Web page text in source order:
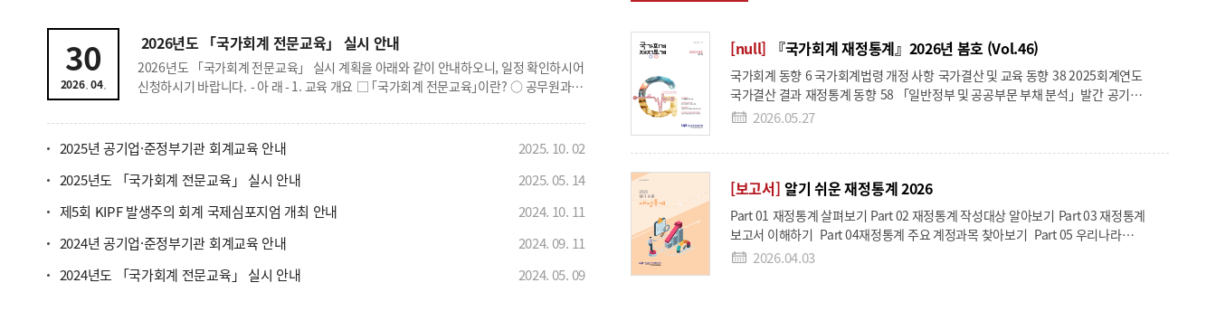
2026년도 「국가회계 전문교육」 실시 안내
2026년도 「국가회계 전문교육」 실시 계획을 아래와 같이 안내하오니, 일정 확인하시어
신청하시기 바랍니다. - 아 래 - 1. 교육 개요 □ ｢국가회계 전문교육｣이란? ○ 공무원과
복식부기 국가회계제도에 대한 이해와 실무능력 향상을 도모하기 위한 집합 또는 실시간
비대면 온라인 교육 ○ 근거 법령 ▪ 국가회계법 제27조(회계관계공무원 등의 교육) ▪
국가회계이론 과정 ○ 국가회계실무 과정(수입･지출/국유･물품･사업) ○ 재무결산실무
(수입·지출 및 국유·물품·사업) 재무결산실무 국가회계의 활용 대 상 국가회계에 관심이
있는 공무원 (공공기관) 회계 담당 공무원/사업담당자 (공공기관) 재무결산 담당 공무원
중급 초급~중급 중급~고급 목 표 기본적이고 필수적인 국가회계지식 함양 회계업무
2026.04.
30
2025년 공기업·준정부기관 회계교육 안내 2025. 10.02
2025년도 「국가회계 전문교육」 실시 안내
2025.05. 14
제5회 KIPF 발생주의 회계 국제심포지엄 개최 안내
2024. 10. 11
2024년 공기업·준정부기관 회계교육 안내
2024.09. 11
2024년도 「국가회계 전문교육」 실시 안내
2024.05.09
[null] 『국가회계 재정통계』2026년 봄호 (Vol.46)
국가회계 동향 6 국가회계법령 개정 사항 국가결산 및 교육 동향 38 2025회계연도
국가결산 결과 재정통계 동향 58 「일반정부 및 공공부문 부채 분석」발간 공기업·
준정부기관·공익법인회계 동향 68 2026년 공기업·준정부기관 지정 현황 세미나
2026.05.27
[보고서] 알기 쉬운 재정통계 2026
Part 01 재정통계 살펴보기 Part 02 재정통계 작성대상 알아보기 Part 03 재정통계
보고서 이해하기 Part 04재정통계 주요 계정과목 찾아보기 Part 05 우리나라
2026.04.03